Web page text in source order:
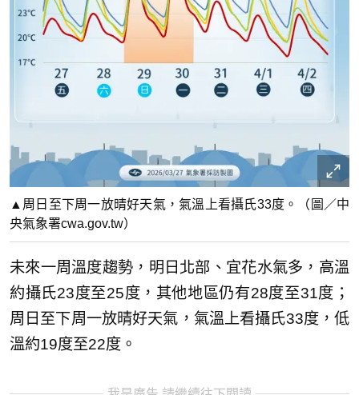
▲周日至下周一放晴好天氣，氣溫上看攝氏33度。（圖／中
央氣象署cwa.gov.tw）
未來一周溫度趨勢，明日北部、宜花水氣多，高溫
約攝氏23度至25度，其他地區仍有28度至31度；
周日至下周一放晴好天氣，氣溫上看攝氏33度，低
溫約19度至22度。